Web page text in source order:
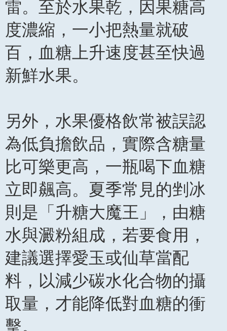
雷。至於水果乾，因果糖高
度濃縮，一小把熱量就破
百，血糖上升速度甚至快過
新鮮水果。
另外，水果優格飲常被誤認
為低負擔飲品，實際含糖量
比可樂更高，一瓶喝下血糖
立即飆高。夏季常見的剉冰
則是「升糖大魔王」，由糖
水與澱粉組成，若要食用，
建議選擇愛玉或仙草當配
料，以減少碳水化合物的攝
取量，才能降低對血糖的衝
擊。